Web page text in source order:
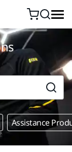
Assistance